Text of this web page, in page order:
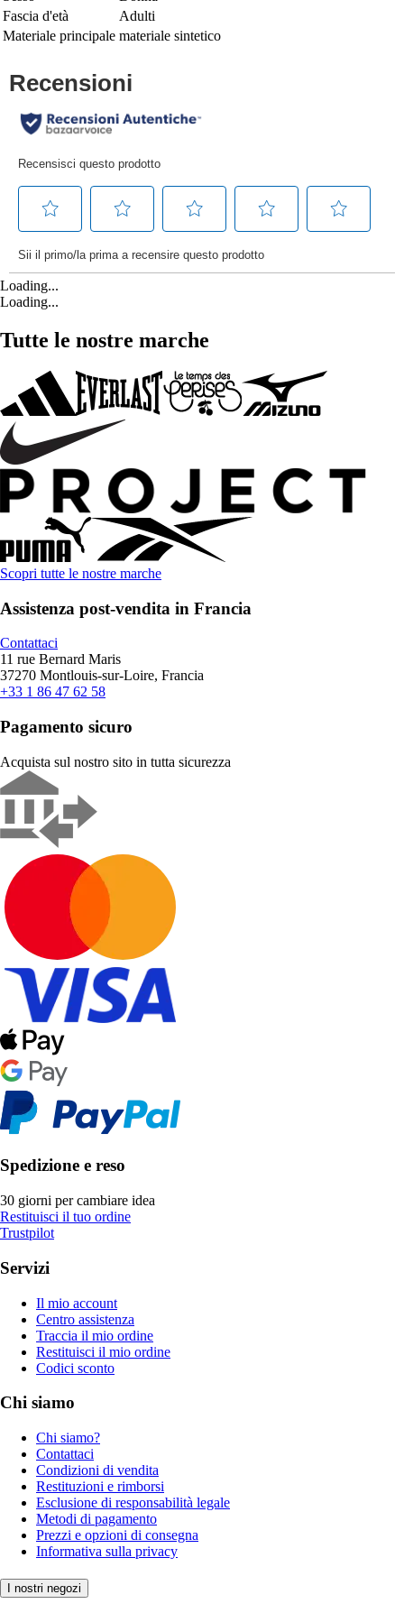
Fascia d'età
Adulti
Materiale principale materiale sintetico
Loading...
Loading...
Tutte le nostre marche
Scopri tutte le nostre marche
Assistenza post-vendita in Francia
Contattaci
11 rue Bernard Maris
37270 Montlouis-sur-Loire, Francia
+33 1 86 47 62 58
Pagamento sicuro
Acquista sul nostro sito in tutta sicurezza
Spedizione e reso
30 giorni per cambiare idea
Restituisci il tuo ordine
Trustpilot
Servizi
Il mio account
Centro assistenza
Traccia il mio ordine
Restituisci il mio ordine
Codici sconto
Chi siamo
Chi siamo?
Contattaci
Condizioni di vendita
Restituzioni e rimborsi
Esclusione di responsabilità legale
Metodi di pagamento
Prezzi e opzioni di consegna
Informativa sulla privacy
I nostri negozi